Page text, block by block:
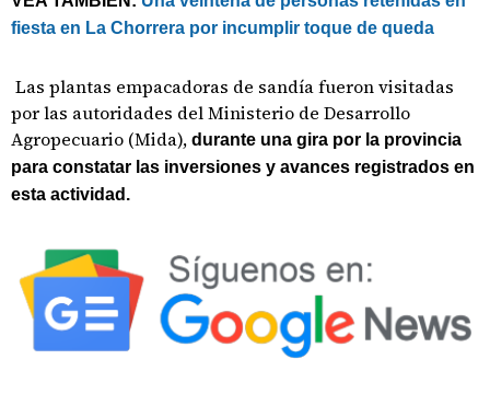
fiesta en La Chorrera por incumplir toque de queda
Las plantas empacadoras de sandía fueron visitadas
por las autoridades del Ministerio de Desarrollo
Agropecuario (Mida), durante una gira por la provincia
para constatar las inversiones y avances registrados en
esta actividad.